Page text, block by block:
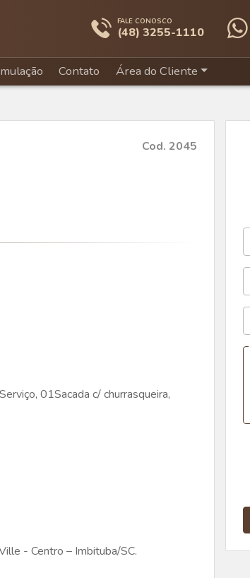
FALE CONOSCO
(48) 3255-1110
Contato Área do Cliente
Cod. 2045
01Sacada c/ churrasqueira,
- Centro – Imbituba/SC.